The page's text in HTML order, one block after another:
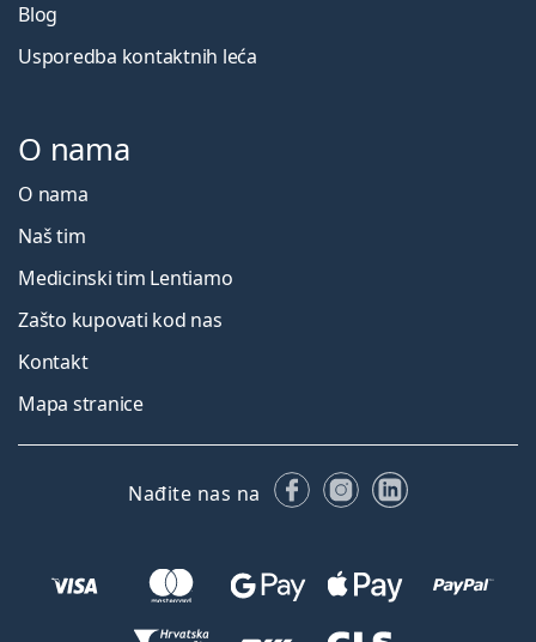
Blog
Usporedba kontaktnih leća
O nama
O nama
Naš tim
Medicinski tim Lentiamo
Zašto kupovati kod nas
Kontakt
Mapa stranice
Nađite nas na FacebookuInstagramu
LinkedIn